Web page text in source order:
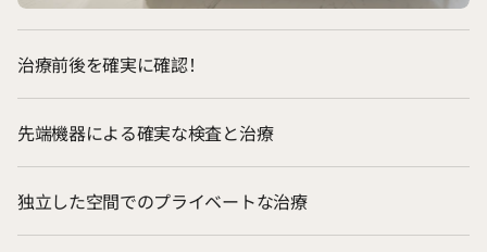
治療前後を確実に確認！
先端機器による確実な検査と治療
独立した空間でのプライベートな治療